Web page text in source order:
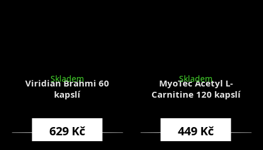
Viridian Brahmi 60
kapslí
Skladem
629 Kč
MyoTec Acetyl L-
Carnitine 120 kapslí
Skladem
449 Kč